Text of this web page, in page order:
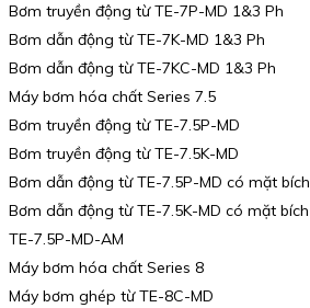
Bơm truyền động từ TE-7P-MD 1&3 Ph
Bơm dẫn động từ TE-7K-MD 1&3 Ph
Bơm dẫn động từ TE-7KC-MD 1&3 Ph
Máy bơm hóa chất Series 7.5
Bơm truyền động từ TE-7.5P-MD
Bơm truyền động từ TE-7.5K-MD
Bơm dẫn động từ TE-7.5P-MD có mặt bích
Bơm dẫn động từ TE-7.5K-MD có mặt bích
TE-7.5P-MD-AM
Máy bơm hóa chất Series 8
Máy bơm ghép từ TE-8C-MD